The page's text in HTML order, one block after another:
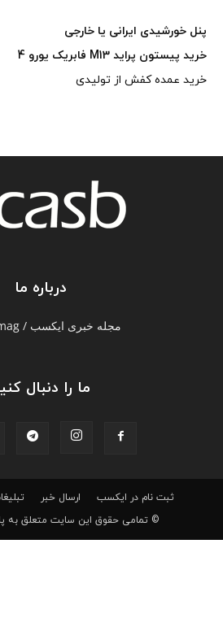
پنل خورشیدی ایرانی یا خارجی
خرید پیستون پراید M13 فابریک یورو 4
خرید عمده کفش از تولیدی
درباره ما
مجله خبری ایکسب / ecasb mag
ما را دنبال
ثبت نام در ایکسب ارسال خبر
© تمامی حقوق این سایت متعلق به